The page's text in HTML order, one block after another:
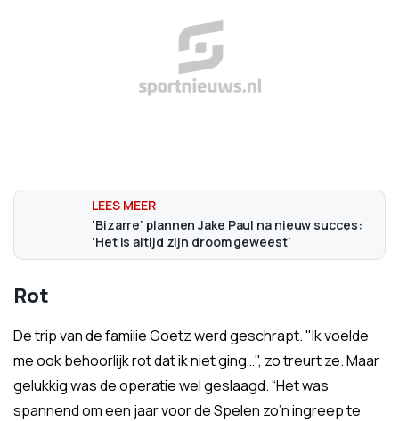
‘Bizarre’ plannen Jake Paul na nieuw succes:
‘Het is altijd zijn droom geweest’
Rot
De trip van de familie Goetz werd geschrapt. "Ik voelde
me ook behoorlijk rot dat ik niet ging…", zo treurt ze. Maar
gelukkig was de operatie wel geslaagd. “Het was
spannend om een jaar voor de Spelen zo’n ingreep te